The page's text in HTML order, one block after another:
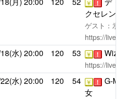
￥ ！
クセレン
ゲスト：
https://
水) 20:00 120 53 ￥ ！
https://
水) 20:00 120 54 ￥ ！
G-
女